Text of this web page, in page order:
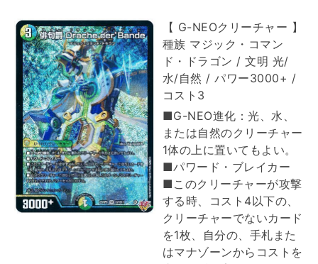
【 G-NEOクリーチャー 】
種族 マジック・コマン
ド・ドラゴン / 文明 光/
水/自然 / パワー3000+ /
コスト3
■G-NEO進化：光、水、
または自然のクリーチャー
1体の上に置いてもよい。
■パワード・ブレイカー
■このクリーチャーが攻撃
する時、コスト4以下の、
クリーチャーでないカード
を1枚、自分の、手札また
はマナゾーンからコストを